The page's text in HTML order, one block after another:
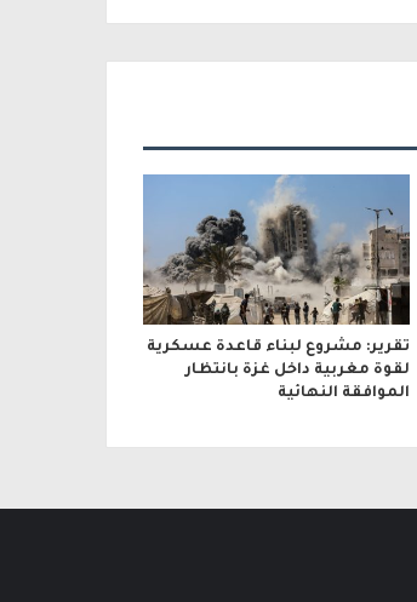
تقرير: مشروع لبناء قاعدة عسكرية
لقوة مغربية داخل غزة بانتظار
الموافقة النهائية